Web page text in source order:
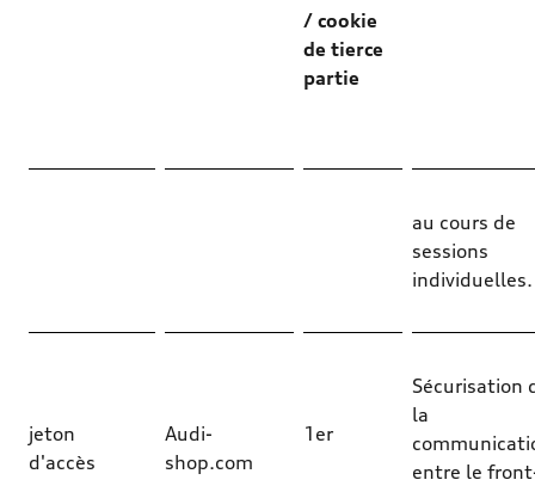
/ cookie
de tierce
partie
au cours de
sessions
individuelles.
jeton
d'accès
Audi-
shop.com
1er
Sécurisation
la
entre le